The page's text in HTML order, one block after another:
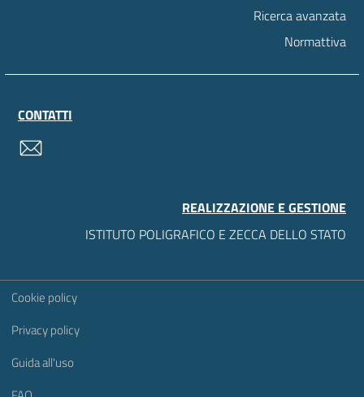
Ricerca avanzata
Normattiva
CONTATTI
REALIZZAZIONE E GESTIONE
ISTITUTO POLIGRAFICO E ZECCA DELLO STATO
Sezione Link Utili
Cookie policy
Privacy policy
Guida all'uso